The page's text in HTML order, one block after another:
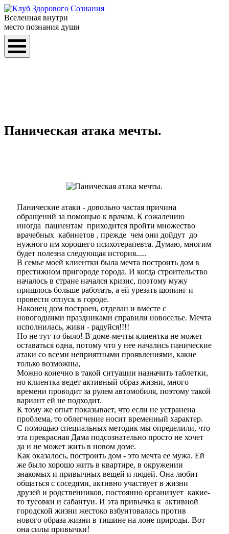
Вселенная внутри
место познания души
Паническая атака мечты.
Панические атаки - довольно частая причина
обращений за помощью к врачам. К сожалению
иногда пациентам приходится пройти множество
врачебных кабинетов , прежде чем они дойдут до
нужного им хорошего психотерапевта. Думаю, многим
будет полезна следующая история.....
В семье моей клиентки была мечта построить дом в
престижном пригороде города. И когда строительство
началось в стране начался кризис, поэтому мужу
пришлось больше работать, а ей урезать шопинг и
провести отпуск в городе.
Наконец дом построен, отделан и вместе с
новогодними праздниками справили новоселье. Мечта
исполнилась, живи - радуйся!!!!
Но не тут то было! В доме-мечты клиентка не может
оставаться одна, потому что у нее начались панические
атаки со всеми неприятными проявлениями, какие
только возможны,
Можно конечно в такой ситуации назначить таблетки,
но клиентка ведет активный образ жизни, много
времени проводит за рулем автомобиля, поэтому такой
вариант ей не подходит.
К тому же опыт показывает, что если не устранена
проблема, то облегчение носит временный характер.
С помощью специальных методик мы определили, что
эта прекрасная Дама подсознательно просто не хочет
да и не может жить в новом доме.
Как оказалось, построить дом - это мечта ее мужа. Ей
же было хорошо жить в квартире, в окружении
знакомых и привычных вещей и людей. Она любит
общаться с соседями, активно участвует в жизни
друзей и родственников, постоянно организует какие-
то тусовки и сабантуи. И эта привычка к активной
городской жизни жестоко взбунтовалась против
нового образа жизни в тишине на лоне природы. Вот
она силы привычки!